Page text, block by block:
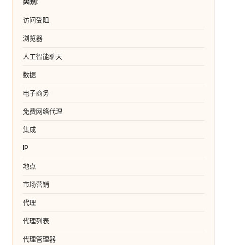
访问受阻
浏览器
人工智能聊天
数据
电子商务
免费网络代理
集成
IP
地点
市场营销
代理
代理列表
代理管理器